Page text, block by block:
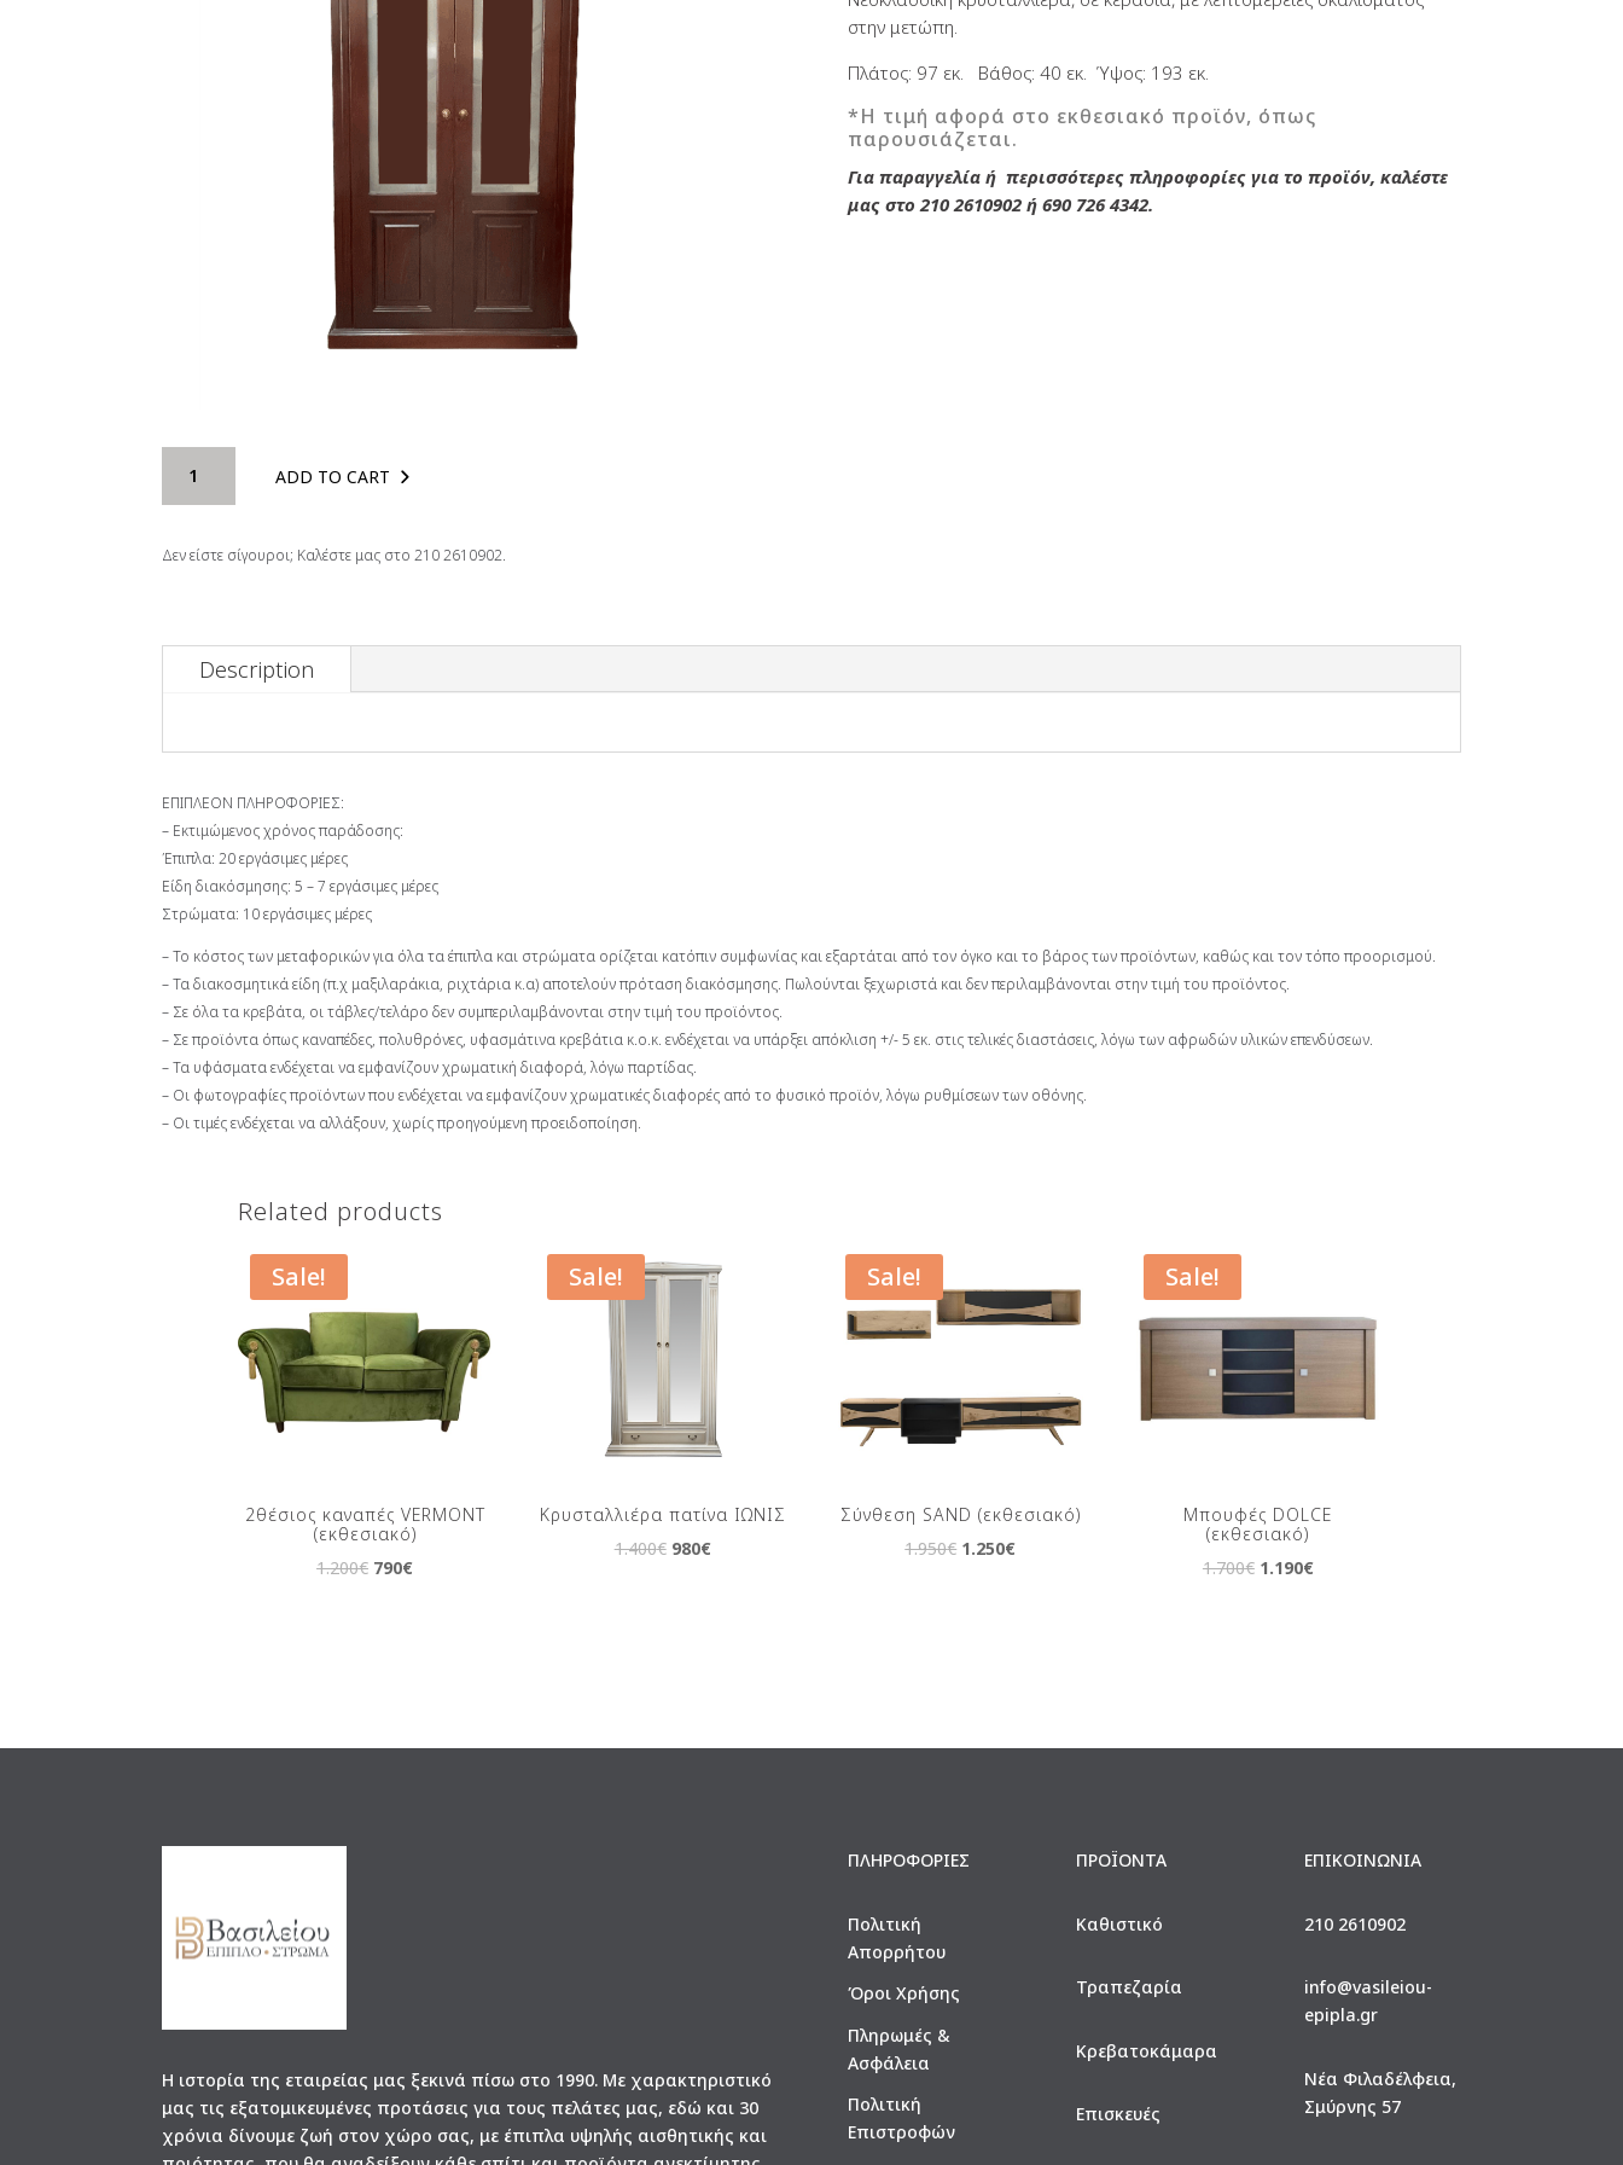
1.400€.690€.
στην μετώπη.
Πλάτος: 97 εκ. Βάθος: 40 εκ. Ύψος: 193 εκ.
*Η τιμή αφορά στο εκθεσιακό προϊόν, όπως
παρουσιάζεται.
Για παραγγελία ή περισσότερες πληροφορίες για το προϊόν, καλέστε
μας στο 210 2610902 ή 690 726 4342.
ΡΟΜΒΟΣ
ADD TO CART
Δεν είστε σίγουροι; Καλέστε μας στο 210 2610902.
Description
ΕΠΙΠΛΕΟΝ ΠΛΗΡΟΦΟΡΙΕΣ:
– Εκτιμώμενος χρόνος παράδοσης:
Έπιπλα: 20 εργάσιμες μέρες
Είδη διακόσμησης: 5 – 7 εργάσιμες μέρες
Στρώματα: 10 εργάσιμες μέρες
– Το κόστος των μεταφορικών για όλα τα έπιπλα και στρώματα ορίζεται κατόπιν συμφωνίας και εξαρτάται από τον όγκο και το βάρος των προϊόντων, καθώς και τον τόπο προορισμού.
– Τα διακοσμητικά είδη (π.χ μαξιλαράκια, ριχτάρια κ.α) αποτελούν πρόταση διακόσμησης. Πωλούνται ξεχωριστά και δεν περιλαμβάνονται στην τιμή του προϊόντος.
– Σε όλα τα κρεβάτα, οι τάβλες/τελάρο δεν συμπεριλαμβάνονται στην τιμή του προϊόντος.
– Σε προϊόντα όπως καναπέδες, πολυθρόνες, υφασμάτινα κρεβάτια κ.ο.κ. ενδέχεται να υπάρξει απόκλιση +/- 5 εκ. στις τελικές διαστάσεις, λόγω των αφρωδών υλικών επενδύσεων.
– Τα υφάσματα ενδέχεται να εμφανίζουν χρωματική διαφορά, λόγω παρτίδας.
– Οι φωτογραφίες προϊόντων που ενδέχεται να εμφανίζουν χρωματικές διαφορές από το φυσικό προϊόν, λόγω ρυθμίσεων των οθόνης.
– Οι τιμές ενδέχεται να αλλάξουν, χωρίς προηγούμενη προειδοποίηση.
Related products
Sale!
2θέσιος καναπές VERMONT
(εκθεσιακό)
1.200€ Original
790€Current
Sale!
Κρυσταλλιέρα πατίνα ΙΩΝΙΣ
1.400€ Original
980€Current
Sale!
Σύνθεση SAND (εκθεσιακό)
1.950€ Original
1.250€Current
Sale!
Μπουφές DOLCE
(εκθεσιακό)
1.700€ Original
1.190€Current
Η ιστορία της εταιρείας μας ξεκινά πίσω στο 1990. Με χαρακτηριστικό
μας τις εξατομικευμένες προτάσεις για τους πελάτες μας, εδώ και 30
χρόνια δίνουμε ζωή στον χώρο σας, με έπιπλα υψηλής αισθητικής και
ΠΛΗΡΟΦΟΡΙΕΣ
Πολιτική
Απορρήτου
Όροι Χρήσης
Πληρωμές &
Ασφάλεια
Πολιτική
Επιστροφών
ΠΡΟΪΟΝΤΑ
Καθιστικό
Τραπεζαρία
Κρεβατοκάμαρα
Επισκευές
ΕΠΙΚΟΙΝΩΝΙΑ
210 2610902
info@vasileiou-
epipla.gr
Νέα Φιλαδέλφεια,
Σμύρνης 57